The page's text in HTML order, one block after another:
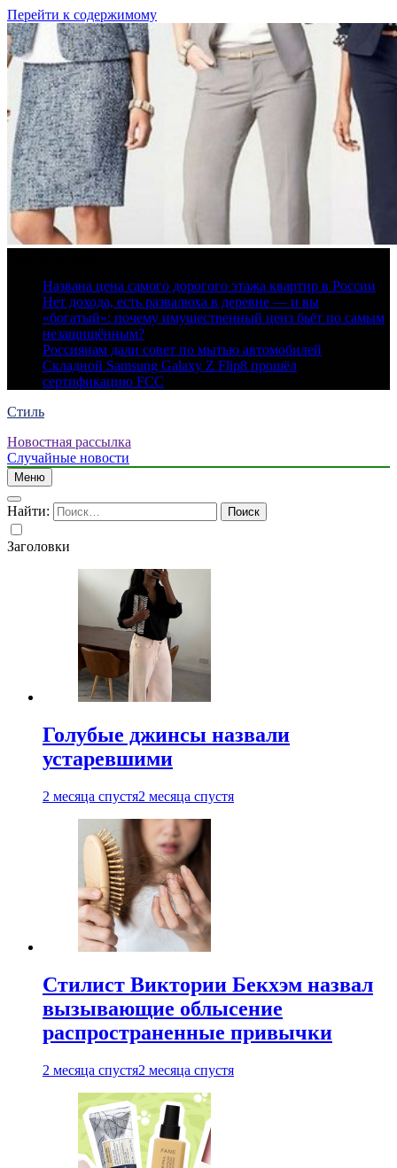
Перейти к содержимому
Названа цена самого дорогого этажа квартир в России
Нет дохода, есть развалюха в деревне — и вы
«богатый»: почему имущественный ценз бьёт по самым
незащищённым?
Россиянам дали совет по мытью автомобилей
Складной Samsung Galaxy Z Flip8 прошёл
сертификацию FCC
Стиль
Новостная рассылка
Случайные новости
Меню
Найти:
Заголовки
Голубые джинсы назвали
устаревшими
2 месяца спустя2 месяца спустя
Стилист Виктории Бекхэм назвал
вызывающие облысение
распространенные привычки
2 месяца спустя2 месяца спустя